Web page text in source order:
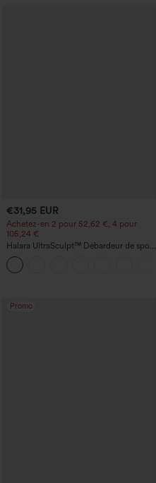
€31,95 EUR
Achetez-en 2 pour 52,62 €, 4 pour
105,24 €
Halara UltraSculpt™ Débardeur de sport
à col rond et ourlet arrondi
Promo